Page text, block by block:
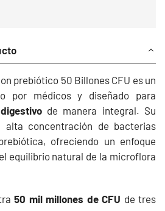
prebiótico 50 Billones CFU es un
por médicos y diseñado para
de manera integral. Su
alta concentración de bacterias
ofreciendo un enfoque
equilibrio natural de la microflora
50 mil millones de CFU de tres